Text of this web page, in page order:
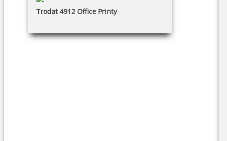
Trodat 4912 Office Printy